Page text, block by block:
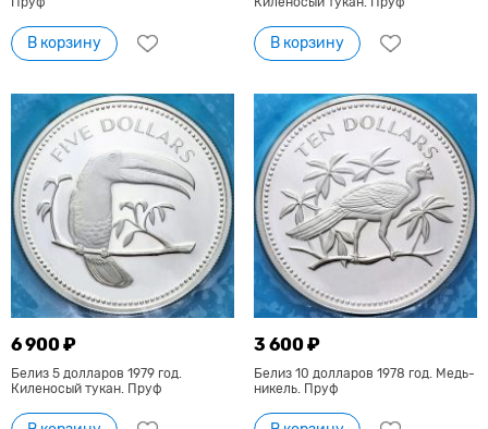
В корзину В корзину
6 900 ₽
Белиз 5 долларов 1979 год.
Киленосый тукан. Пруф
3 600 ₽
Белиз 10 долларов 1978 год. Медь-
никель. Пруф